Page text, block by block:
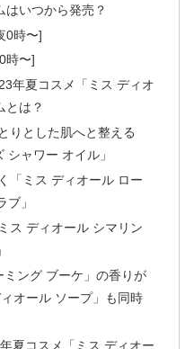
はいつから発売？
0時〜]
時〜]
年夏コスメ「ミス ディオ
とは？
りとした肌へと整える
シャワー オイル」
「ミス ディオール ロー
」
ス ディオール シマリン
ミング ブーケ」の香りが
オール ソープ」も同時
夏コスメ「ミス ディオー